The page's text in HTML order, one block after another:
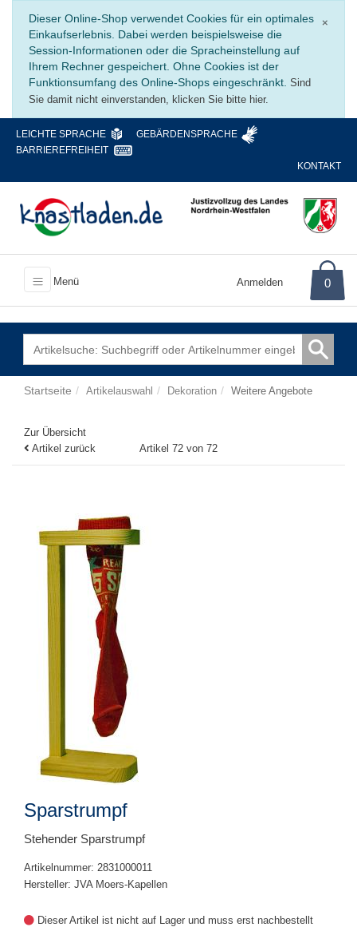
×
Dieser Online-Shop verwendet Cookies für ein optimales
Einkaufserlebnis. Dabei werden beispielsweise die
Session-Informationen oder die Spracheinstellung auf
Ihrem Rechner gespeichert. Ohne Cookies ist der
Funktionsumfang des Online-Shops eingeschränkt. Sind
Sie damit nicht einverstanden, klicken Sie bitte hier.
LEICHTE SPRACHE
GEBÄRDENSPRACHE
BARRIEREFREIHEIT
KONTAKT
Menü Anmelden 0
Startseite Artikelauswahl Dekoration Weitere Angebote
Zur Übersicht
Artikel zurück
Artikel 72 von 72
Sparstrumpf
Stehender Sparstrumpf
Artikelnummer: 2831000011
Hersteller: JVA Moers-Kapellen
Dieser Artikel ist nicht auf Lager und muss erst nachbestellt